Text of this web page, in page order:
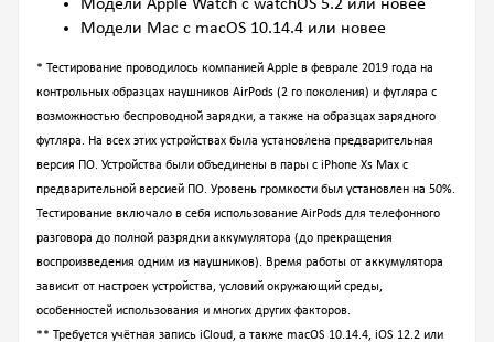
Модели Apple Watch с watchOS 5.2 или новее
Модели Mac с macOS 10.14.4 или новее
* Тестирование проводилось компанией Apple в феврале 2019 года на
контрольных образцах наушников AirPods (2 го поколения) и футляра с
возможностью беспроводной зарядки, а также на образцах зарядного
футляра. На всех этих устройствах была установлена предварительная
версия ПО. Устройства были объединены в пары с iPhone Xs Max с
предварительной версией ПО. Уровень громкости был установлен на 50%.
Тестирование включало в себя использование AirPods для телефонного
разговора до полной разрядки аккумулятора (до прекращения
воспроизведения одним из наушников). Время работы от аккумулятора
зависит от настроек устройства, условий окружающий среды,
особенностей использования и многих других факторов.
** Требуется учётная запись iCloud, а также macOS 10.14.4, iOS 12.2 или